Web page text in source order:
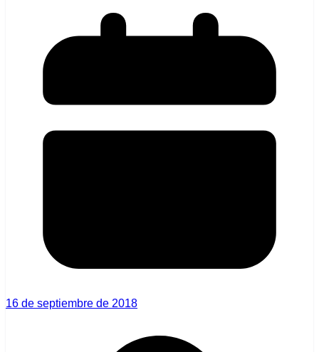
16 de septiembre de 2018